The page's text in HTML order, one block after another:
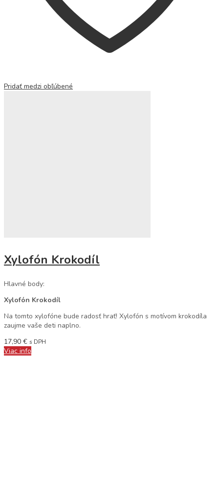
Pridať medzi obľúbené
Xylofón Krokodíl
Hlavné body:
Xylofón Krokodíl
Na tomto xylofóne bude radosť hrať! Xylofón s motívom krokodíla
zaujme vaše deti naplno.
17,90 € s DPH
Viac info